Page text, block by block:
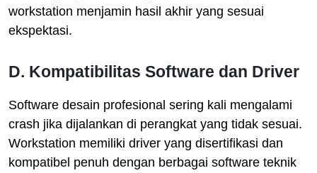
workstation menjamin hasil akhir yang sesuai
ekspektasi.
D. Kompatibilitas Software dan Driver
Software desain profesional sering kali mengalami
crash jika dijalankan di perangkat yang tidak sesuai.
Workstation memiliki driver yang disertifikasi dan
kompatibel penuh dengan berbagai software teknik